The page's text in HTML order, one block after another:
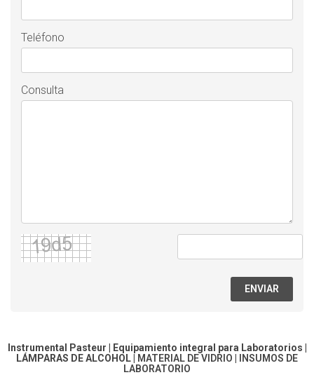
Teléfono
Consulta
ENVIAR
Instrumental Pasteur | Equipamiento integral para Laboratorios |
LÁMPARAS DE ALCOHOL
MATERIAL DE VIDRIO
INSUMOS DE
LABORATORIO